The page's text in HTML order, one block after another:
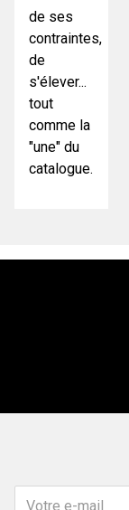
de ses
contraintes,
de
s'élever...
tout
comme la
"une" du
catalogue.
Votre